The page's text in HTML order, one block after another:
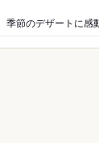
ビュッフェ・バ